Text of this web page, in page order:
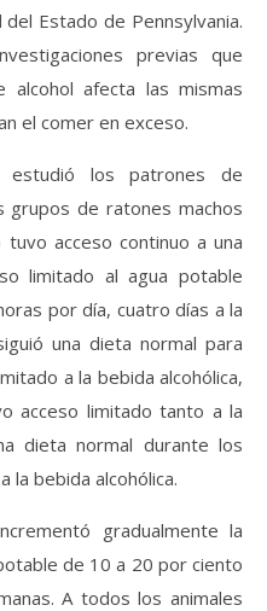
Estado de Pennsylvania.
previas que
alcohol afecta las mismas
el comer en exceso.
estudió los patrones de
grupos de ratones machos
acceso continuo a una
limitado al agua potable
por día, cuatro días a la
una dieta normal para
a la bebida alcohólica,
acceso limitado tanto a la
dieta normal durante los
la bebida alcohólica.
gradualmente la
de 10 a 20 por ciento
A todos los animales